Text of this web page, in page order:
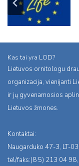
Kas tai yra LOD?
Lietuvos ornitologu
organizacija, vienijanti
ir jų gyvenamosios
Lietuvos žmones.
Kontaktai:
Naugarduko 47-3, LT-
tel/faks:(8 5) 213 04 98,